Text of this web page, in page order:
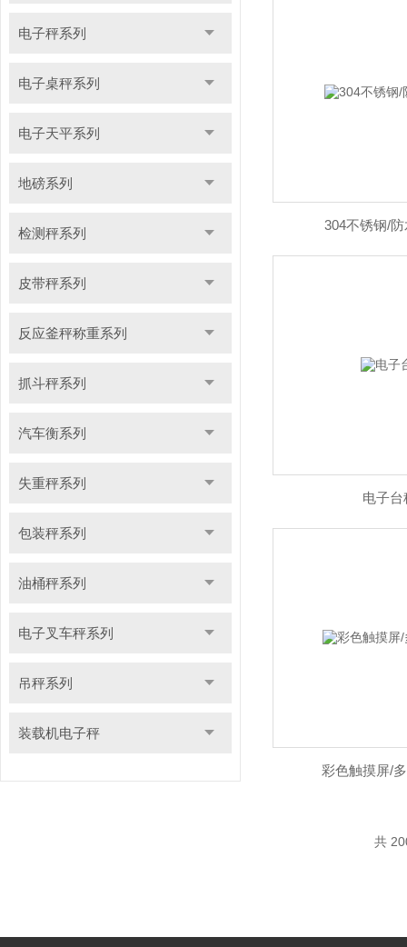
电子秤系列
电子桌秤系列
电子天平系列
地磅系列
检测秤系列
皮带秤系列
反应釜秤称重系列
抓斗秤系列
汽车衡系列
失重秤系列
包装秤系列
油桶秤系列
电子叉车秤系列
吊秤系列
装载机电子秤
304不锈钢/
电子台
彩色触摸屏/
共